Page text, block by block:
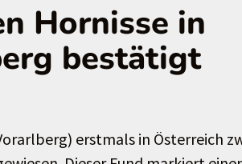
Hornisse in
bestätigt
erstmals in Österreich